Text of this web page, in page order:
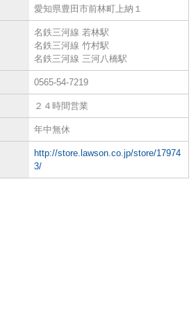
愛知県豊田市前林町上納１
名鉄三河線 若林駅
名鉄三河線 竹村駅
名鉄三河線 三河八橋駅
0565-54-7219
２４時間営業
年中無休
http://store.lawson.co.jp/store/17974
3/